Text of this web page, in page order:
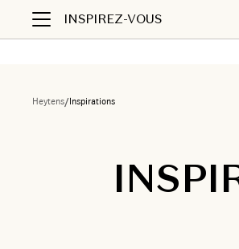
INSPIREZ-VOUS
Heytens/Inspirations